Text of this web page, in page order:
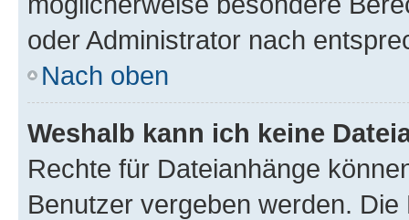
oder Administrator nach
Nach oben
Weshalb kann ich keine
Rechte für Dateianhänge
Benutzer vergeben werden.